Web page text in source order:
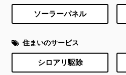
ソーラーパネル
住まいのサービス
シロアリ駆除